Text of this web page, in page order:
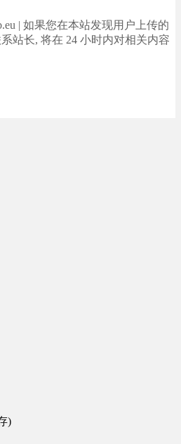
| 如果您在本站发现用户上传的
站长, 将在 24 小时内对相关内容
)